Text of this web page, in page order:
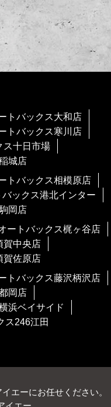
トバックス大和店
トバックス寒川店
ス十日市場
城店
トバックス相模原店
バックス港北インター
岡店
ートバックス梶ヶ谷店
賀中央店
賀佐原店
トバックス藤沢柄沢店
岡店
浜ベイサイド
ス246江田
エーにお任せください。